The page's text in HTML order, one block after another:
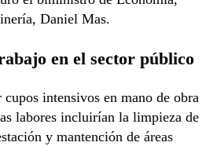
Daniel Mas.
en el sector público
intensivos en mano de obra
labores incluirían la limpieza de
y mantención de áreas